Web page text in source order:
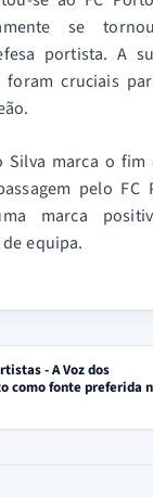
se
portista. A
foram cruciais
Silva marca o
pelo
marca
equipa.
- A Voz dos
como fonte preferida